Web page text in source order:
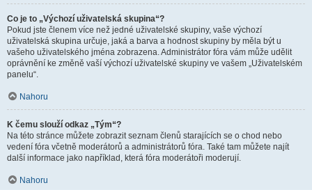
Co je to „Výchozí uživatelská skupina“?
Pokud jste členem více než jedné uživatelské skupiny, vaše výchozí
uživatelská skupina určuje, jaká a barva a hodnost skupiny by měla být u
vašeho uživatelského jména zobrazena. Administrátor fóra vám může udělit
oprávnění ke změně vaší výchozí uživatelské skupiny ve vašem „Uživatelském
panelu“.
Nahoru
K čemu slouží odkaz „Tým“?
Na této stránce můžete zobrazit seznam členů starajících se o chod nebo
vedení fóra včetně moderátorů a administrátorů fóra. Také tam můžete najít
další informace jako například, která fóra moderátoři moderují.
Nahoru